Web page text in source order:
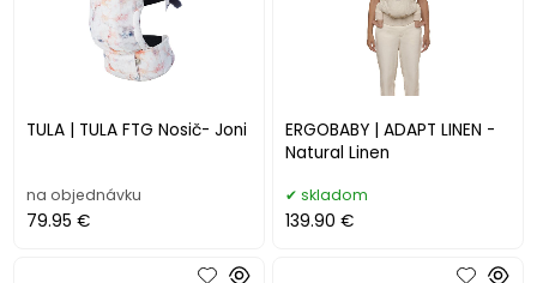
TULA | TULA FTG Nosič- Joni
na objednávku
79.95 €
ERGOBABY | ADAPT LINEN -
Natural Linen
skladom
139.90 €